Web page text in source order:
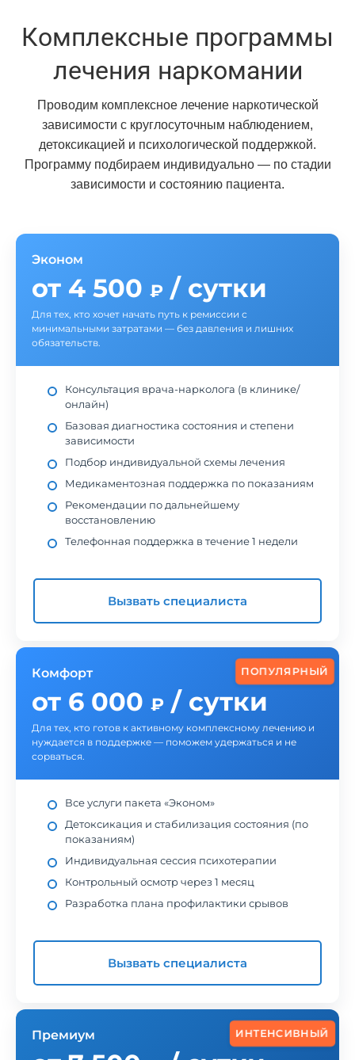
Комплексные программы
лечения наркомании
Проводим комплексное лечение наркотической
зависимости с круглосуточным наблюдением,
детоксикацией и психологической поддержкой.
Программу подбираем индивидуально — по стадии
зависимости и состоянию пациента.
Эконом
от 4 500 ₽ / сутки
Для тех, кто хочет начать путь к ремиссии с
минимальными затратами — без давления и лишних
обязательств.
Консультация врача-нарколога (в клинике/
онлайн)
Базовая диагностика состояния и степени
зависимости
Подбор индивидуальной схемы лечения
Медикаментозная поддержка по показаниям
Рекомендации по дальнейшему
восстановлению
Телефонная поддержка в течение 1 недели
Вызвать специалиста
ПОПУЛЯРНЫЙ
Комфорт
от 6 000 ₽ / сутки
Для тех, кто готов к активному комплексному лечению и
нуждается в поддержке — поможем удержаться и не
сорваться.
Все услуги пакета «Эконом»
Детоксикация и стабилизация состояния (по
показаниям)
Индивидуальная сессия психотерапии
Контрольный осмотр через 1 месяц
Разработка плана профилактики срывов
Вызвать специалиста
ИНТЕНСИВНЫЙ
Премиум